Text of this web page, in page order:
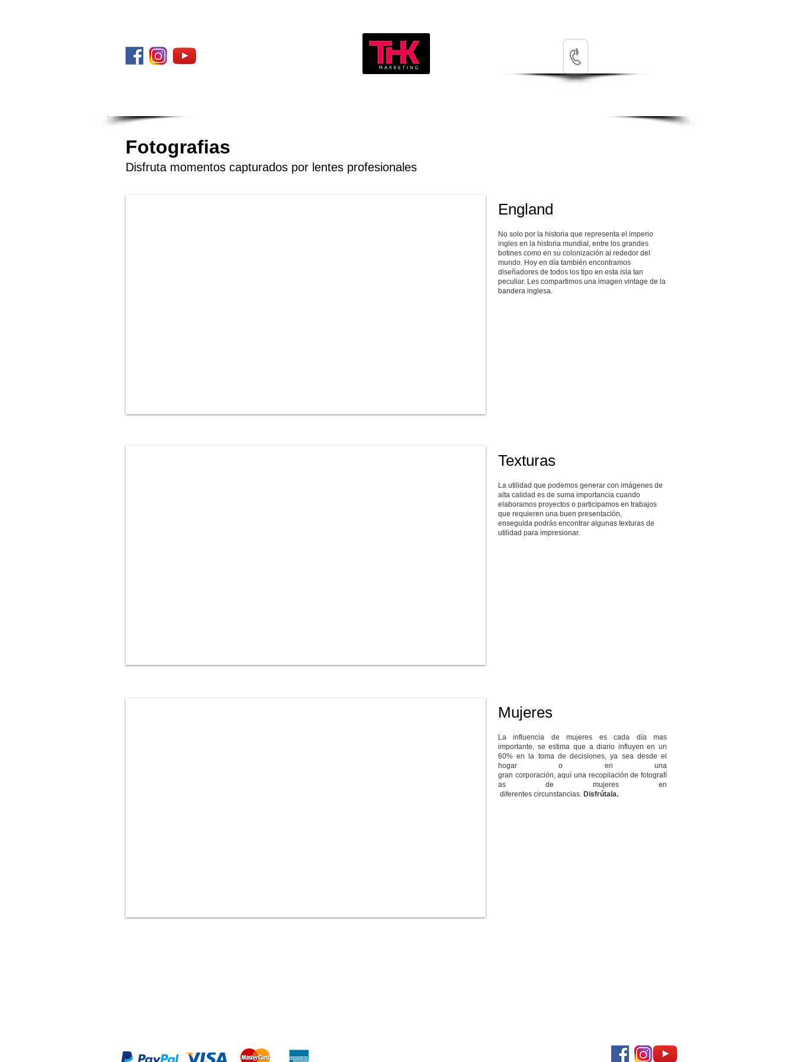
Fotografias
Disfruta momentos capturados por lentes profesionales
England
No solo por la historia que representa el imperio
ingles en la historia mundial, entre los grandes
botines como en su colonización al rededor del
mundo. Hoy en día también encontramos
diseñadores de todos los tipo en esta isla tan
peculiar. Les compartimos una imagen vintage de la
bandera inglesa.
Texturas
La utilidad que podemos generar con imágenes de
alta calidad es de suma importancia cuando
elaboramos proyectos o participamos en trabajos
que requieren una buen presentación,
enseguida podrás encontrar algunas texturas de
utilidad para impresionar.
Mujeres
La influencia de mujeres es cada día mas
importante, se estima que a diario influyen en un
60% en la toma de decisiones, ya sea desde el
hogar o en una
gran corporación, aquí una recopilación de fotografí
as de mujeres en
diferentes circunstancias. Disfrútala.